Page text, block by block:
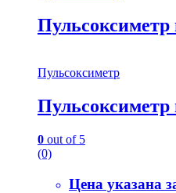
Пульсоксиметр
0 out of 5
(0)
Цена указана